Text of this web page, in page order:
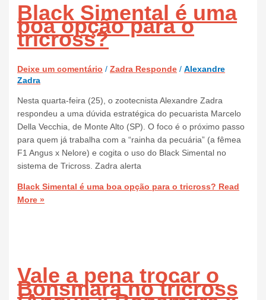
Black Simental é uma
boa opção para o
tricross?
Deixe um comentário /Zadra Responde /Alexandre
Zadra
Nesta quarta-feira (25), o zootecnista Alexandre Zadra
respondeu a uma dúvida estratégica do pecuarista Marcelo
Della Vecchia, de Monte Alto (SP). O foco é o próximo passo
para quem já trabalha com a “rainha da pecuária” (a fêmea
F1 Angus x Nelore) e cogita o uso do Black Simental no
sistema de Tricross. Zadra alerta
Black Simental é uma boa opção para o tricross? Read
More »
Vale a pena trocar o
Bonsmara no tricross